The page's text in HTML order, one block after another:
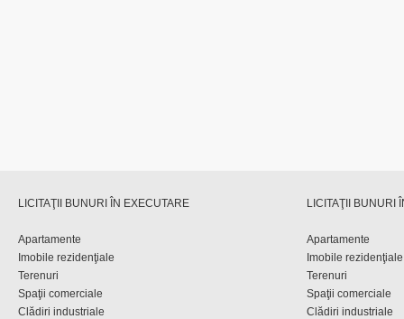
LICITAŢII BUNURI ÎN EXECUTARE
Apartamente
Imobile rezidenţiale
Terenuri
Spaţii comerciale
Clădiri industriale
LICITAŢII BUNURI
Apartamente
Imobile rezidenţiale
Terenuri
Spaţii comerciale
Clădiri industriale